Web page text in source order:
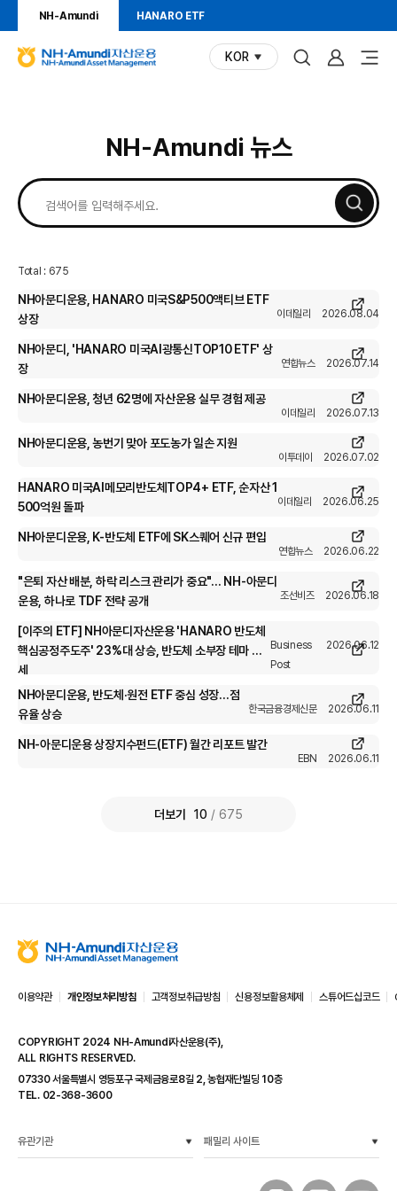
NH-Amundi HANARO ETF
N
u
n
d
산
운
용
N
H
-
A
m
n
i
A
s
s
t
M
a
n
a
g
e
m
e
n
KOR
(현재
자
정
NH-Amundi 뉴스
검
색
어
Total : 675
NH아문디운용, HANARO 미국S&P500액티브 ETF
상장
이데일리 2026.08.04
NH아문디, 'HANARO 미국AI광통신TOP10 ETF' 상
장
연합뉴스 2026.07.14
NH아문디운용, 청년 62명에 자산운용 실무 경험 제공
이데일리 2026.07.13
NH아문디운용, 농번기 맞아 포도농가 일손 지원
이투데이 2026.07.02
HANARO 미국AI메모리반도체TOP4+ ETF, 순자산 1
500억원 돌파
이데일리 2026.06.25
NH아문디운용, K-반도체 ETF에 SK스퀘어 신규 편입
연합뉴스 2026.06.22
"은퇴 자산 배분, 하락 리스크 관리가 중요"… NH-아문디
운용, 하나로 TDF 전략 공개
조선비즈 2026.06.18
[이주의 ETF] NH아문디자산운용 'HANARO 반도체
핵심공정주도주' 23%대 상승, 반도체 소부장 테마 강
세
Business
Post
2026.06.12
NH아문디운용, 반도체·원전 ETF 중심 성장…점
유율 상승
한국금융경제신문 2026.06.11
NH-아문디운용 상장지수펀드(ETF) 월간 리포트 발간
EBN 2026.06.11
더보기 10 / 675
N
H
-
m
u
n
d
i
산
운
용
이용약관 개인정보처리방침 고객정보취급방침 신용정보활용체제 스튜어드십코드
COPYRIGHT 2024 NH-Amundi자산운용(주),
ALL RIGHTS RESERVED.
07330 서울특별시 영등포구 국제금융로8길 2, 농협재단빌딩 10층
TEL. 02-368-3600
유관기관 패밀리 사이트